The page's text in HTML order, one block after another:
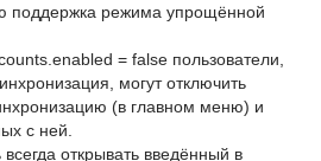
поддержка режима упрощённой
= false пользователи,
могут отключить
(в главном меню) и
с ней.
открывать введённый в